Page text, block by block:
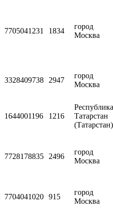
7705041231 1834
город
Москва
3328409738 2947
город
Москва
1644001196 1216
Республика
Татарстан
(Татарстан)
7728178835 2496
город
Москва
7704041020 915
город
Москва